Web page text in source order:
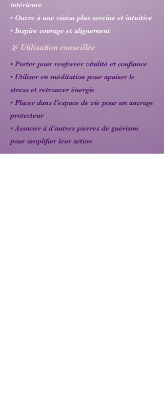
intérieure
• Ouvre à une vision plus sereine et intuitive
• Inspire courage et alignement
🌿 Utilisation conseillée
• Porter pour renforcer vitalité et confiance
• Utiliser en méditation pour apaiser le
stress et retrouver énergie
• Placer dans l’espace de vie pour un ancrage
protecteur
• Associer à d’autres pierres de guérison
pour amplifier leur action